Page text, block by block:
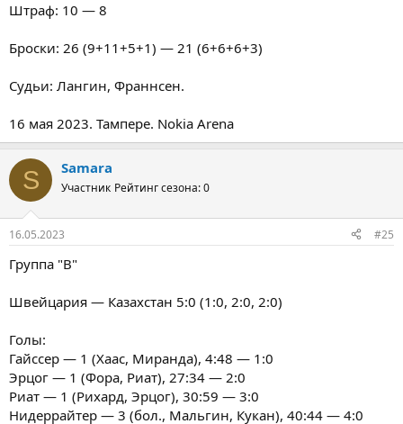
Штраф: 10 — 8
Броски: 26 (9+11+5+1) — 21 (6+6+6+3)
Судьи: Лангин, Франнсен.
16 мая 2023. Тампере. Nokia Arena
S Samara
Участник Рейтинг сезона: 0
16.05.2023 #25
Группа "В"
Швейцария — Казахстан 5:0 (1:0, 2:0, 2:0)
Голы:
Гайссер — 1 (Хаас, Миранда), 4:48 — 1:0
Эрцог — 1 (Фора, Риат), 27:34 — 2:0
Риат — 1 (Рихард, Эрцог), 30:59 — 3:0
Нидеррайтер — 3 (бол., Мальгин, Кукан), 40:44 — 4:0